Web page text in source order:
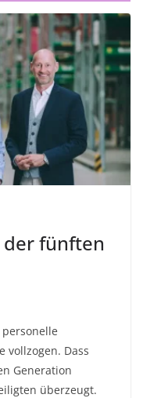
der fünften
personelle
vollzogen. Dass
Generation
überzeugt.